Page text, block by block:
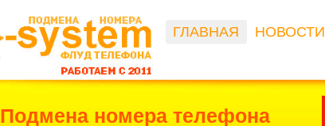
ГЛАВНАЯ НОВОСТИ
Подмена номера телефона